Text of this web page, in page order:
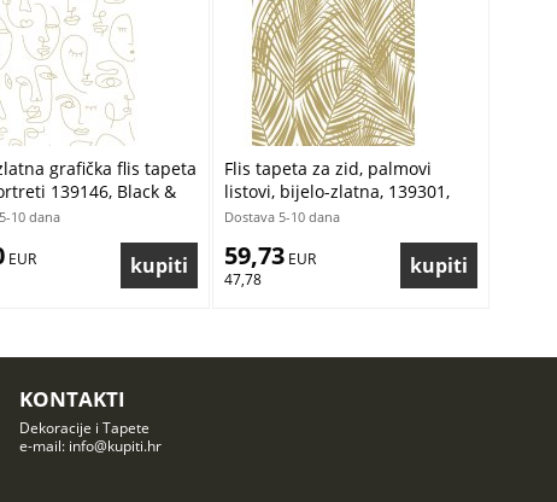
grafička flis tapeta
139146, Black &
10 dana
EUR
Flis tapeta za zid, palmovi
listovi, bijelo-zlatna, 139301,
Bloom, Esta Home
Dostava 5-10 dana
59,73 EUR
47,78
KONTAKTI
Dekoracije i Tapete
e-mail: info@kupiti.hr